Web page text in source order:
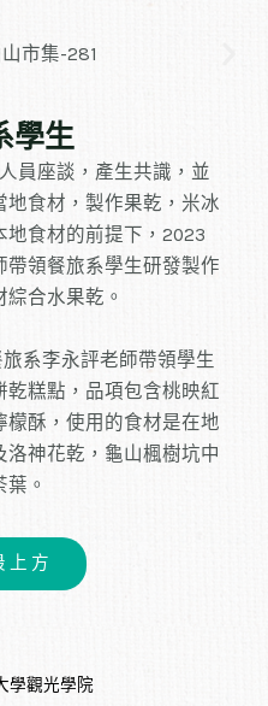
學生
員座談，產生共識，並
食材，製作果乾，米冰
地食材的前提下，2023
領餐旅系學生研發製作
合水果乾。
系李永評老師帶領學生
糕點，品項包含桃映紅
酥，使用的食材是在地
洛神花乾，龜山楓樹坑中
。
上方
學觀光學院